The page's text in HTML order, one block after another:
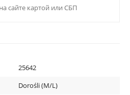
сайте картой или СБП
25642
Dorośli (M/L)